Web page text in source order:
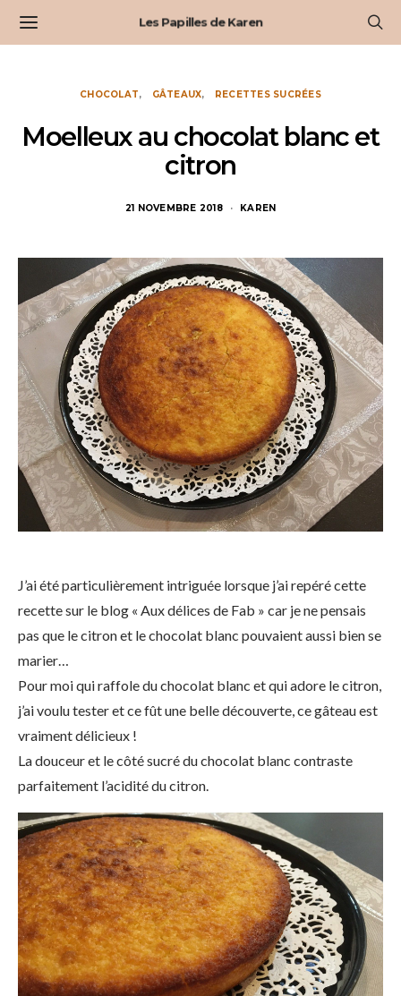
Les Papilles de Karen
CHOCOLAT GÂTEAUX RECETTES SUCRÉES
Moelleux au chocolat blanc et
citron
21 NOVEMBRE 2018 KAREN
J’ai été particulièrement intriguée lorsque j’ai repéré cette
recette sur le blog « Aux délices de Fab » car je ne pensais
pas que le citron et le chocolat blanc pouvaient aussi bien se
marier…
Pour moi qui raffole du chocolat blanc et qui adore le citron,
j’ai voulu tester et ce fût une belle découverte, ce gâteau est
vraiment délicieux !
La douceur et le côté sucré du chocolat blanc contraste
parfaitement l’acidité du citron.